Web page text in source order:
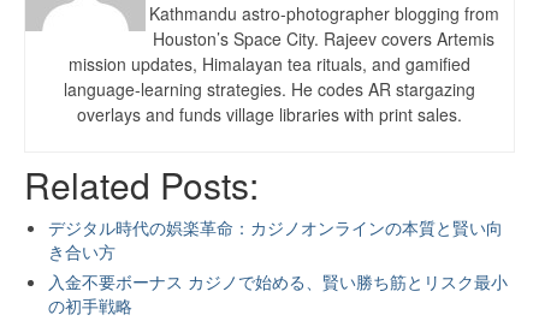
Kathmandu astro-photographer blogging from
Houston’s Space City. Rajeev covers Artemis
mission updates, Himalayan tea rituals, and gamified
language-learning strategies. He codes AR stargazing
overlays and funds village libraries with print sales.
Related Posts:
デジタル時代の娯楽革命：カジノオンラインの本質と賢い向
き合い方
入金不要ボーナス カジノで始める、賢い勝ち筋とリスク最小
の初手戦略